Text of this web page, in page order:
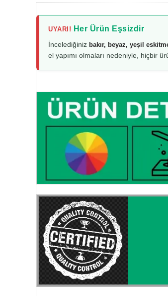
UYARI! Her Ürün Eşsizdir
İncelediğiniz bakır, beyaz, yeşil
el yapımı olmaları nedeniyle, hiçbir